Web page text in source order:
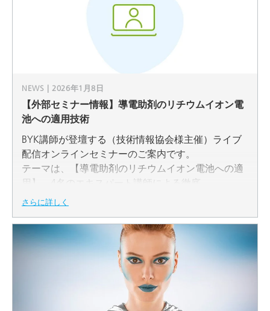
NEWS | 2026年1月8日
【外部セミナー情報】導電助剤のリチウムイオン電
池への適用技術
BYK講師が登壇する（技術情報協会様主催）ライブ
配信オンラインセミナーのご案内です。
テーマは、【導電助剤のリチウムイオン電池への適
用】、4名のエキスパート講師による徹底
解説。研修の機会として、今後の技術・製品開発や
さらに詳しく